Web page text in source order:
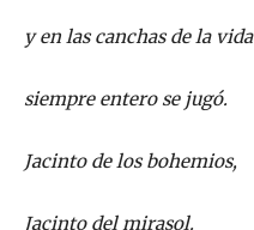
y en las canchas de la vida
siempre entero se jugó.
Jacinto de los bohemios,
Jacinto del mirasol.